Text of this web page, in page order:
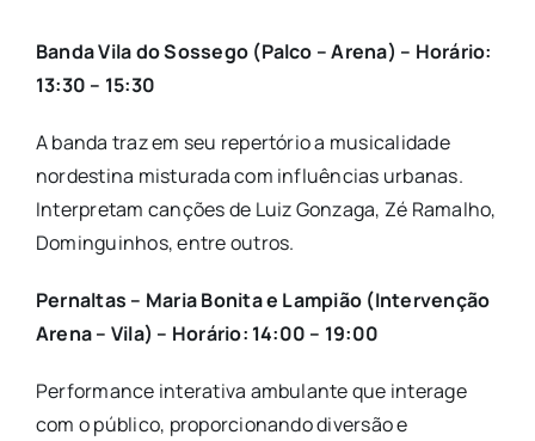
Banda Vila do Sossego (Palco – Arena) – Horário:
13:30 – 15:30
A banda traz em seu repertório a musicalidade
nordestina misturada com influências urbanas.
Interpretam canções de Luiz Gonzaga, Zé Ramalho,
Dominguinhos, entre outros.
Pernaltas – Maria Bonita e Lampião (Intervenção
Arena – Vila) – Horário: 14:00 – 19:00
Performance interativa ambulante que interage
com o público, proporcionando diversão e